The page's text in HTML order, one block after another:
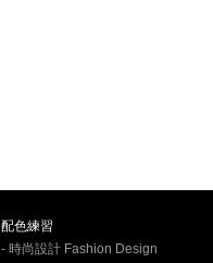
配色練習
- 時尚設計 Fashion Design